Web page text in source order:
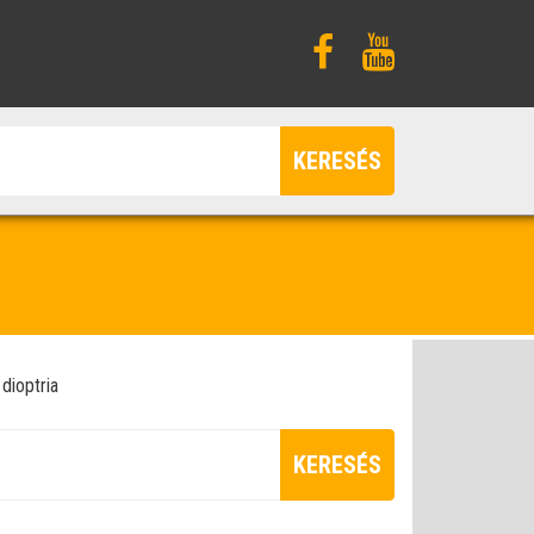
KERESÉS
dioptria
KERESÉS